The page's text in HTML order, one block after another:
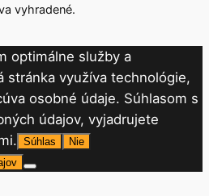
vyhradené.
optimálne služby a
využíva technológie,
osobné údaje. Súhlasom s
údajov, vyjadrujete
Súhlas
Nie